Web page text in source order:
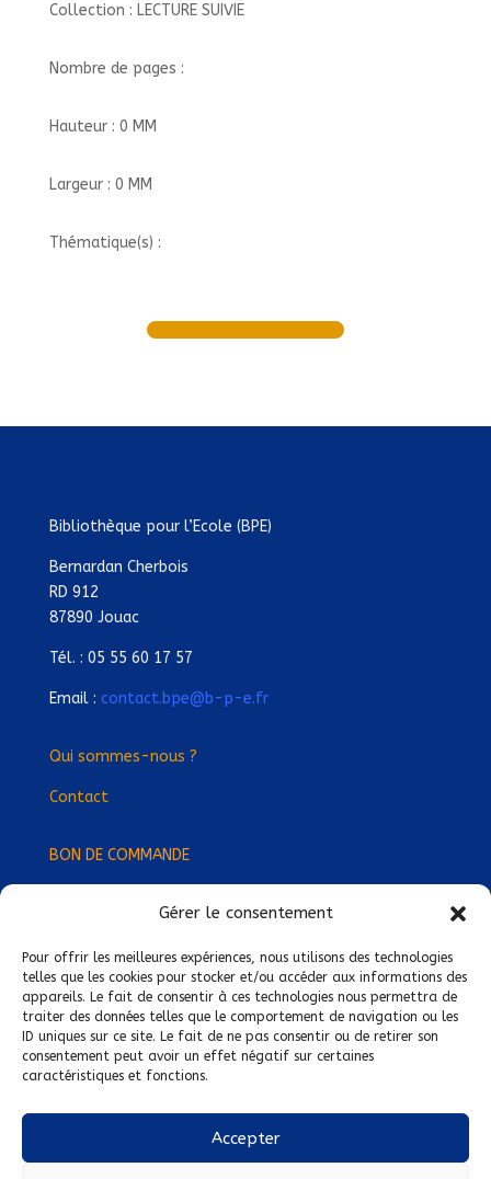
Gérer le consentement
Pour offrir les meilleures expériences, nous utilisons des technologies
telles que les cookies pour stocker et/ou accéder aux informations des
appareils. Le fait de consentir à ces technologies nous permettra de
traiter des données telles que le comportement de navigation ou les
ID uniques sur ce site. Le fait de ne pas consentir ou de retirer son
consentement peut avoir un effet négatif sur certaines
caractéristiques et fonctions.
Accepter
Collection : LECTURE SUIVIE
Nombre de pages :
Hauteur : 0 MM
Largeur : 0 MM
Thématique(s) :
Bibliothèque pour l’Ecole (BPE)
Bernardan Cherbois
RD 912
87890 Jouac
Tél. : 05 55 60 17 57
Email : contact.bpe@b-p-e.fr
Qui sommes-nous ?
Contact
BON DE COMMANDE
Devenez Délégué·e Régional·e !
Trouvez-nous près de chez vous !
Mentions légales
Conditions générales de vente
Politique de confidentialité